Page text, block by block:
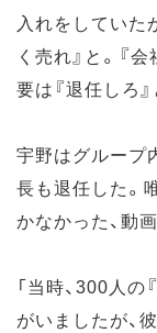
入れをしていた
く売れ』と。『
要は『退任しろ
宇野はグループ
長も退任した。
かなかった、動
「当時、300人
がいましたが、